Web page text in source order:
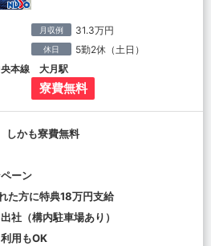
月収例 31.3万円
休日 5勤2休（土日）
央本線 大月駅
寮費無料
かも寮費無料
ーン
た方に特典18万円支給
社（構内駐車場あり）
用もOK